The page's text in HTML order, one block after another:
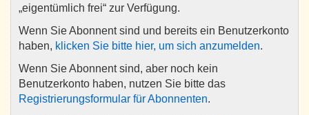
„eigentümlich frei“ zur Verfügung.
Wenn Sie Abonnent sind und bereits ein Benutzerkonto
haben, klicken Sie bitte hier, um sich anzumelden.
Wenn Sie Abonnent sind, aber noch kein
Benutzerkonto haben, nutzen Sie bitte das
Registrierungsformular für Abonnenten.